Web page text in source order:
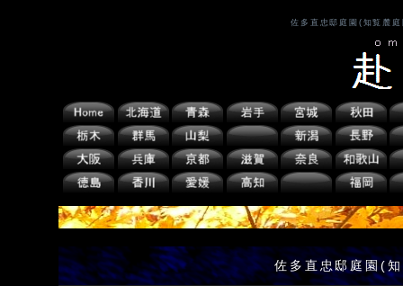
佐多直忠邸庭園(知覧麓
佐多直忠邸庭園(